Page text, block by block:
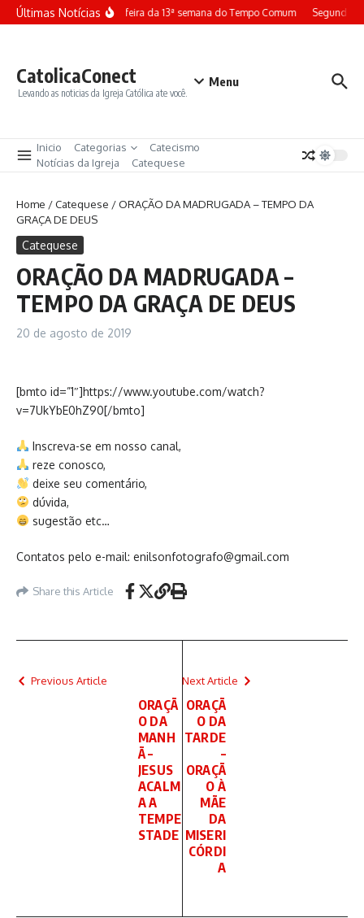
Ir para o conteúdo
Últimas NotíciasTerça-feira da 13ª semana do Tempo Comum Segunda-
CatolicaConect
Levando as noticias da Igreja Católica ate você.
Menu
Inicio Categorias
Catecismo
Notícias da Igreja
Catequese
Home /Catequese /ORAÇÃO DA MADRUGADA – TEMPO DA
GRAÇA DE DEUS
Catequese
ORAÇÃO DA MADRUGADA –
TEMPO DA GRAÇA DE DEUS
20 de agosto de 2019
[bmto id=”1″]https://www.youtube.com/watch?
v=7UkYbE0hZ90[/bmto]
Inscreva-se em nosso canal,
reze conosco,
deixe seu comentário,
dúvida,
sugestão etc…
Contatos pelo e-mail: enilsonfotografo@gmail.com
Share this Article
Previous Article
ORAÇÃ
O DA
MANH
Ã –
JESUS
ACALM
A A
TEMPE
STADE
Next Article
ORAÇÃ
O DA
TARDE
–
ORAÇÃ
O À
MÃE
DA
MISERI
CÓRDI
A